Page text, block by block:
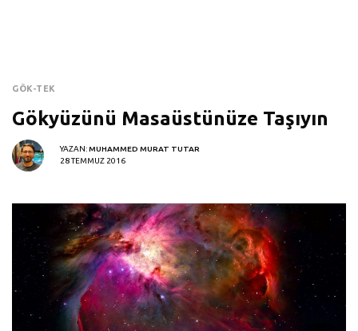
GÖK-TEK
Gökyüzünü Masaüstünüze Taşıyın
YAZAN:MUHAMMED MURAT TUTAR
28 TEMMUZ 2016